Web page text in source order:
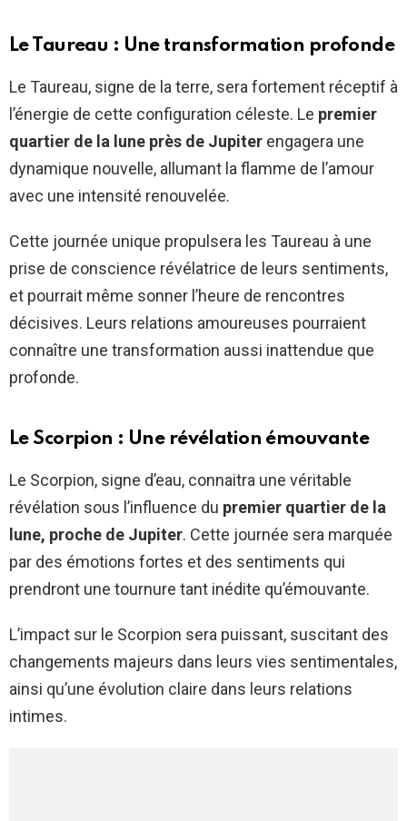
Le Taureau : Une transformation profonde
Le Taureau, signe de la terre, sera fortement réceptif à
l’énergie de cette configuration céleste. Le premier
quartier de la lune près de Jupiter engagera une
dynamique nouvelle, allumant la flamme de l’amour
avec une intensité renouvelée.
Cette journée unique propulsera les Taureau à une
prise de conscience révélatrice de leurs sentiments,
et pourrait même sonner l’heure de rencontres
décisives. Leurs relations amoureuses pourraient
connaître une transformation aussi inattendue que
profonde.
Le Scorpion : Une révélation émouvante
Le Scorpion, signe d’eau, connaitra une véritable
révélation sous l’influence du premier quartier de la
lune, proche de Jupiter. Cette journée sera marquée
par des émotions fortes et des sentiments qui
prendront une tournure tant inédite qu’émouvante.
L’impact sur le Scorpion sera puissant, suscitant des
changements majeurs dans leurs vies sentimentales,
ainsi qu’une évolution claire dans leurs relations
intimes.